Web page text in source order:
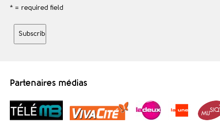
* = required field
Partenaires médias